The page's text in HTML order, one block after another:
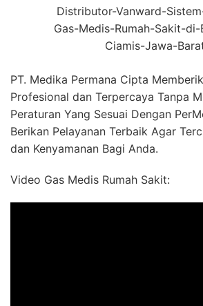
Distributor-Vanward-
Gas-Medis-Rumah-Sakit-
Ciamis-Jawa-
PT. Medika Permana Cipta
Profesional dan Terpercaya Tanpa
Peraturan Yang Sesuai Dengan
Berikan Pelayanan Terbaik Agar
dan Kenyamanan Bagi Anda.
Video Gas Medis Rumah Sakit: